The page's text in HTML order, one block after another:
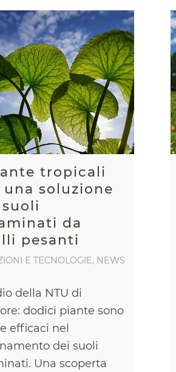
tropicali
una soluzione
da
pesanti
E TECNOLOGIE, NEWS
della NTU di
dodici piante sono
efficaci nel
dei suoli
Una scoperta